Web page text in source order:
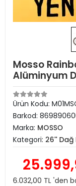
Mosso
Alüminyum
Ürün Kodu:
Barkod:
Marka: MOSSO
Kategori: 26'' Dağ
6.032,00 TL 'den